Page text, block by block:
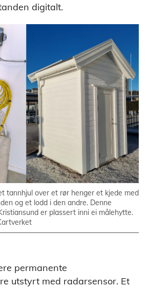
digitalt.
tannhjul over et rør henger et kjede med
og et lodd i den andre. Denne
er plassert inni ei målehytte.
permanente
utstyrt med radarsensor. Et